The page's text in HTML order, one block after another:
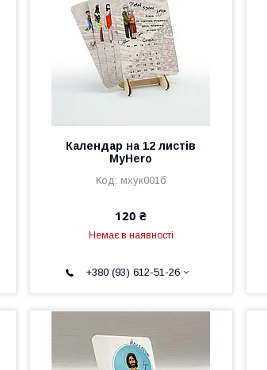
Календар на 12 листів
MyHero
мхук001б
120 ₴
Немає в наявності
+380 (93) 612-51-26